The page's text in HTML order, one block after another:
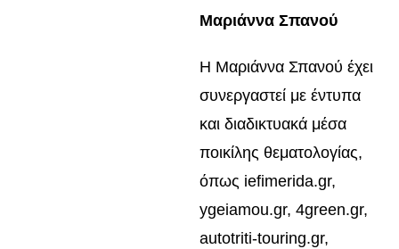
Μαριάννα Σπανού
Η Μαριάννα Σπανού έχει
συνεργαστεί με έντυπα
και διαδικτυακά μέσα
ποικίλης θεματολογίας,
όπως iefimerida.gr,
ygeiamou.gr, 4green.gr,
autotriti-touring.gr,